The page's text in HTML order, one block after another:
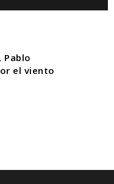
Pablo
el viento